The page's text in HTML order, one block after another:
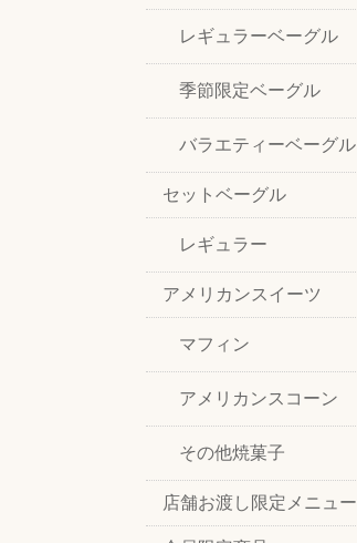
レギュラーベーグル
季節限定ベーグル
バラエティーベーグル
セットベーグル
レギュラー
アメリカンスイーツ
マフィン
アメリカンスコーン
その他焼菓子
店舗お渡し限定メニュー